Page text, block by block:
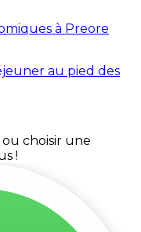
à Preore
au pied des
choisir une
!